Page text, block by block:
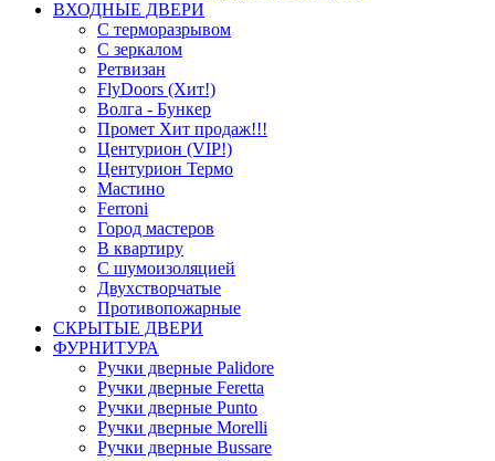
ВХОДНЫЕ ДВЕРИ
С терморазрывом
С зеркалом
Ретвизан
FlyDoors (Хит!)
Волга - Бункер
Промет Хит продаж!!!
Центурион (VIP!)
Центурион Термо
Мастино
Ferroni
Город мастеров
В квартиру
С шумоизоляцией
Двухстворчатые
Противопожарные
СКРЫТЫЕ ДВЕРИ
ФУРНИТУРА
Ручки дверные Palidore
Ручки дверные Feretta
Ручки дверные Punto
Ручки дверные Morelli
Ручки дверные Bussare